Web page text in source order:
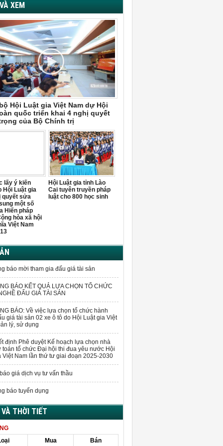
XEM
Hội Luật gia Việt Nam dự Hội
quốc triển khai 4 nghị quyết
của Bộ Chính trị
lấy ý kiến
Hội Luật gia
quyết sửa
một số
Hiến pháp
hòa xã hội
Việt Nam
Hội Luật gia tỉnh Lào
Cai tuyên truyền pháp
luật cho 800 học sinh
báo mời tham gia đấu giá tài sản
BÁO KẾT QUẢ LỰA CHỌN TỔ CHỨC
ĐẤU GIÁ TÀI SẢN
BÁO: Về việc lựa chọn tổ chức hành
giá tài sản 02 xe ô tô do Hội Luật gia Việt
lý, sử dụng
định Phê duyệt Kế hoạch lựa chọn nhà
toán tổ chức Đại hội thi đua yêu nước Hội
Việt Nam lần thứ tư giai đoạn 2025-2030
giá dịch vụ tư vấn thầu
báo tuyển dụng
THỜI TIẾT
Mua
Bán